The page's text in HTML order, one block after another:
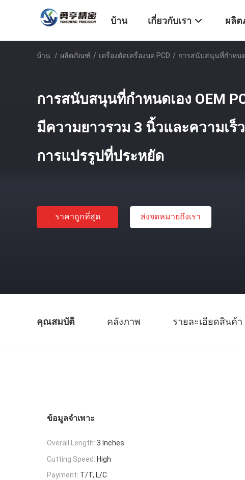
บ้าน เกี่ยวกับเรา ผลิ
บ้าน / ผลิตภัณฑ์ / เครื่องตัดเครื่องบด PCD / การสนับสนุนที่กําหนด
การสนับสนุนที่กําหนดเอง OEM
มีความยาวรวม 3 นิ้วและความเร็
การแปรรูปที่ประหยัด
ราคาถูกที่สุด ส่งจดหมายถึงเรา
คุณสมบัติ คลังภาพ รายละเอียดสินค้า
ข้อมูลจำเพาะ
Overall Length: 3 Inches
Cutting Speed: High
Payment: T/T, L/C